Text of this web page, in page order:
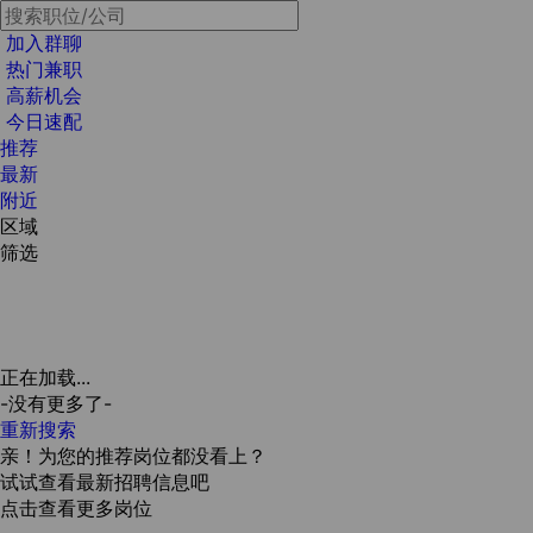
加入群聊
热门兼职
高薪机会
今日速配
推荐
最新
附近
区域
筛选
正在加载...
-没有更多了-
重新搜索
亲！为您的推荐岗位都没看上？
试试查看最新招聘信息吧
点击查看更多岗位